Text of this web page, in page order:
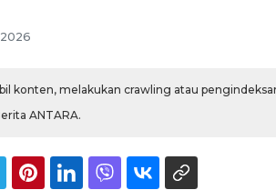
konten, melakukan crawling atau
ANTARA.